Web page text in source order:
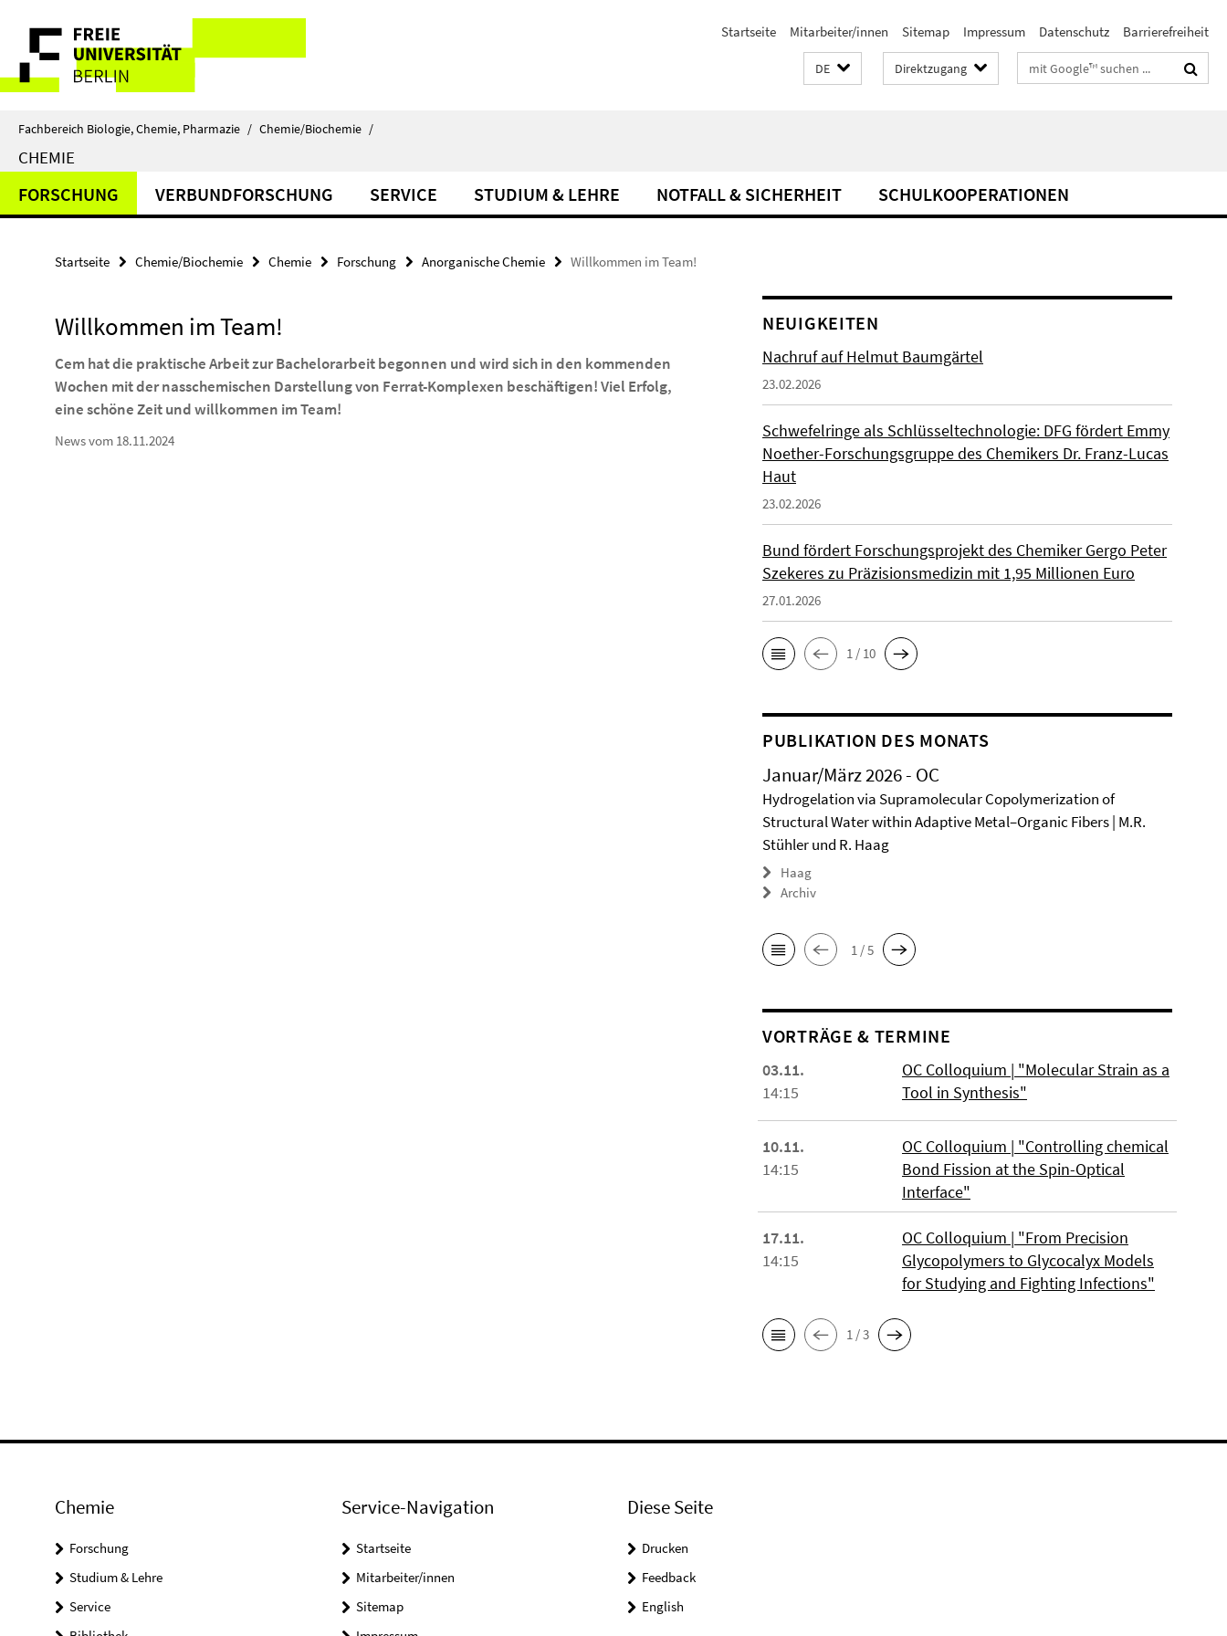
direkt
Inhalt
Service-
Navigation
Startseite Mitarbeiter/innen Sitemap Impressum Datenschutz Barrierefreiheit
DE Direktzugang Suchbegriffe
Fachbereich Biologie, Chemie, Pharmazie / Chemie/Biochemie /
CHEMIE
FORSCHUNG VERBUNDFORSCHUNG SERVICE STUDIUM & LEHRE NOTFALL & SICHERHEIT SCHULKOOPERATIONEN
Startseite Chemie/Biochemie Chemie Forschung Anorganische Chemie Willkommen im Team!
Willkommen im Team!
Cem hat die praktische Arbeit zur Bachelorarbeit begonnen und wird sich in den kommenden
Wochen mit der nasschemischen Darstellung von Ferrat-Komplexen beschäftigen! Viel Erfolg,
eine schöne Zeit und willkommen im Team!
News vom 18.11.2024
NEUIGKEITEN
Nachruf auf Helmut Baumgärtel
23.02.2026
Schwefelringe als Schlüsseltechnologie: DFG fördert Emmy
Noether-Forschungsgruppe des Chemikers Dr. Franz-Lucas
Haut
23.02.2026
Bund fördert Forschungsprojekt des Chemiker Gergo Peter
Szekeres zu Präzisionsmedizin mit 1,95 Millionen Euro
27.01.2026
1 / 10
PUBLIKATION DES MONATS
Januar/März 2026 - OC
Hydrogelation via Supramolecular Copolymerization of
Structural Water within Adaptive Metal–Organic Fibers | M.R.
Stühler und R. Haag
Haag
Archiv
1 / 5
VORTRÄGE & TERMINE
03.11.
14:15
OC Colloquium | "Molecular Strain as a
Tool in Synthesis"
10.11.
14:15
OC Colloquium | "Controlling chemical
Bond Fission at the Spin-Optical
Interface"
17.11.
14:15
OC Colloquium | "From Precision
Glycopolymers to Glycocalyx Models
for Studying and Fighting Infections"
1 / 3
Chemie
Forschung
Studium & Lehre
Service
Service-Navigation
Startseite
Mitarbeiter/innen
Sitemap
Diese Seite
Drucken
Feedback
English